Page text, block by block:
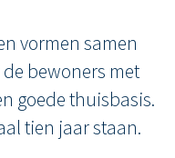
vormen samen
bewoners met
goede thuisbasis.
tien jaar staan.